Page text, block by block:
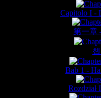
Capitolo I -
第一章
Bab 1 -
Rozdział